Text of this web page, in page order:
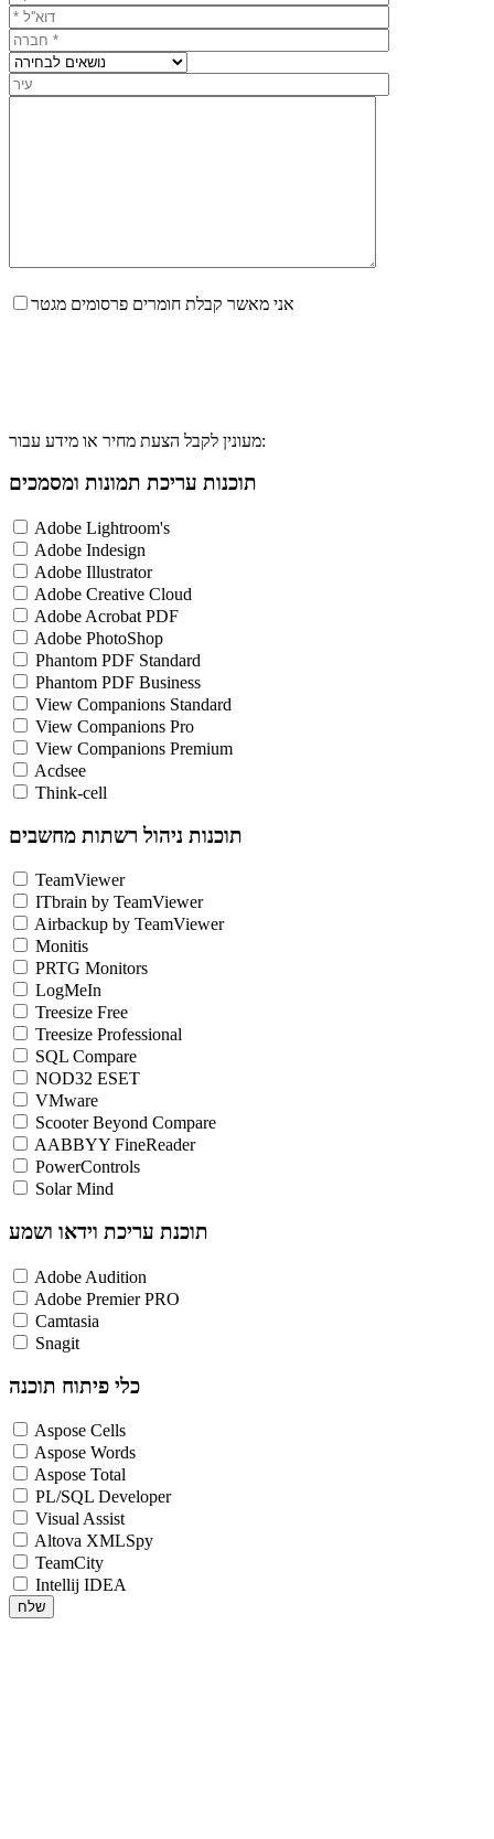
אני מאשר קבלת חומרים פרסומים מגטר
מעונין לקבל הצעת מחיר או מידע עבור:
תוכנות עריכת תמונות ומסמכים
Adobe Lightroom's
Adobe Indesign
Adobe Illustrator
Adobe Creative Cloud
Adobe Acrobat PDF
Adobe PhotoShop
Phantom PDF Standard
Phantom PDF Business
View Companions Standard
View Companions Pro
View Companions Premium
Acdsee
Think-cell
תוכנות ניהול רשתות מחשבים
TeamViewer
ITbrain by TeamViewer
Airbackup by TeamViewer
Monitis
PRTG Monitors
LogMeIn
Treesize Free
Treesize Professional
SQL Compare
NOD32 ESET
VMware
Scooter Beyond Compare
AABBYY FineReader
PowerControls
Solar Mind
תוכנת עריכת וידאו ושמע
Adobe Audition
Adobe Premier PRO
Camtasia
Snagit
כלי פיתוח תוכנה
Aspose Cells
Aspose Words
Aspose Total
PL/SQL Developer
Visual Assist
Altova XMLSpy
TeamCity
Intellij IDEA